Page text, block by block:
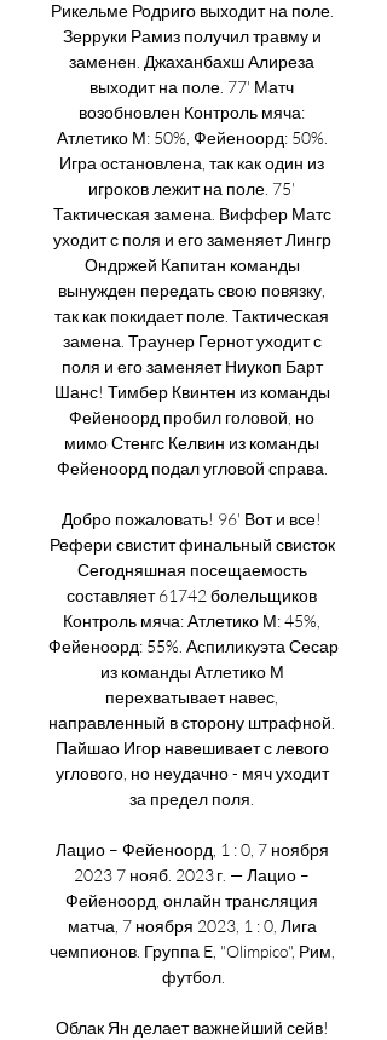
Рикельме Родриго выходит на поле.
Зерруки Рамиз получил травму и
заменен. Джаханбахш Алиреза
выходит на поле. 77' Матч
возобновлен Контроль мяча:
Атлетико М: 50%, Фейеноорд: 50%.
Игра остановлена, так как один из
игроков лежит на поле. 75'
Тактическая замена. Виффер Матс
уходит с поля и его заменяет Лингр
Ондржей Капитан команды
вынужден передать свою повязку,
так как покидает поле. Тактическая
замена. Траунер Гернот уходит с
поля и его заменяет Ниукоп Барт
Шанс! Тимбер Квинтен из команды
Фейеноорд пробил головой, но
мимо Стенгс Келвин из команды
Фейеноорд подал угловой справа.
Добро пожаловать! 96' Вот и все!
Рефери свистит финальный свисток
Сегодняшная посещаемость
составляет 61742 болельщиков
Контроль мяча: Атлетико М: 45%,
Фейеноорд: 55%. Аспиликуэта Сесар
из команды Атлетико М
перехватывает навес,
направленный в сторону штрафной.
Пайшао Игор навешивает с левого
углового, но неудачно - мяч уходит
за предел поля.
Лацио – Фейеноорд, 1 : 0, 7 ноября
2023 7 нояб. 2023 г. — Лацио –
Фейеноорд, онлайн трансляция
матча, 7 ноября 2023, 1 : 0, Лига
чемпионов. Группа E, "Olimpico", Рим,
футбол.
Облак Ян делает важнейший сейв!